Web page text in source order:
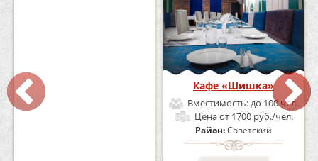
Кафе-Бар Бермуды
Вместимость:
Кафе «Шишка»
Вместимость:до 100 чел.
Ценаот 1700 руб./чел.
Район:Советский